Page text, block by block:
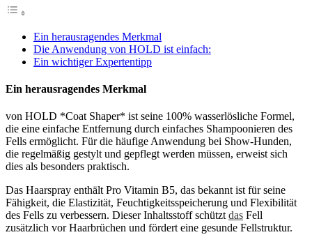
Ein herausragendes Merkmal
Die Anwendung von HOLD ist einfach:
Ein wichtiger Expertentipp
Ein herausragendes Merkmal
von HOLD *Coat Shaper* ist seine 100% wasserlösliche Formel,
die eine einfache Entfernung durch einfaches Shampoonieren des
Fells ermöglicht. Für die häufige Anwendung bei Show-Hunden,
die regelmäßig gestylt und gepflegt werden müssen, erweist sich
dies als besonders praktisch.
Das Haarspray enthält Pro Vitamin B5, das bekannt ist für seine
Fähigkeit, die Elastizität, Feuchtigkeitsspeicherung und Flexibilität
des Fells zu verbessern. Dieser Inhaltsstoff schützt das Fell
zusätzlich vor Haarbrüchen und fördert eine gesunde Fellstruktur.